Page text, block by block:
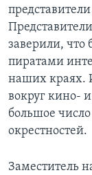
заверили, что
пиратами
наших краях.
вокруг кино-
большое
окрестностей.
Заместитель